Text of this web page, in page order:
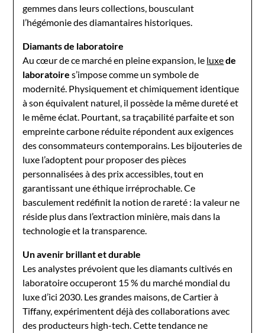
gemmes dans leurs collections, bousculant
l’hégémonie des diamantaires historiques.
Diamants de laboratoire
Au cœur de ce marché en pleine expansion, le luxede
laboratoire s’impose comme un symbole de
modernité. Physiquement et chimiquement identique
à son équivalent naturel, il possède la même dureté et
le même éclat. Pourtant, sa traçabilité parfaite et son
empreinte carbone réduite répondent aux exigences
des consommateurs contemporains. Les bijouteries de
luxe l’adoptent pour proposer des pièces
personnalisées à des prix accessibles, tout en
garantissant une éthique irréprochable. Ce
basculement redéfinit la notion de rareté : la valeur ne
réside plus dans l’extraction minière, mais dans la
technologie et la transparence.
Un avenir brillant et durable
Les analystes prévoient que les diamants cultivés en
laboratoire occuperont 15 % du marché mondial du
luxe d’ici 2030. Les grandes maisons, de Cartier à
Tiffany, expérimentent déjà des collaborations avec
des producteurs high-tech. Cette tendance ne